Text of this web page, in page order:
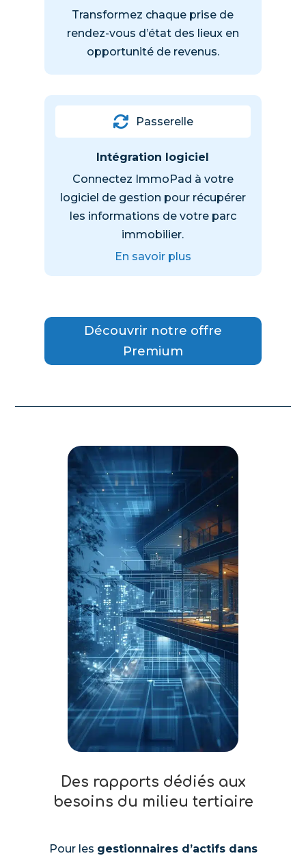
Transformez chaque prise de
rendez-vous d’état des lieux en
opportunité de revenus.
Passerelle
Intégration logiciel
Connectez ImmoPad à votre
logiciel de gestion pour récupérer
les informations de votre parc
immobilier.
En savoir plus
Découvrir notre offre
Premium
Des rapports dédiés aux
besoins du milieu tertiaire
Pour les gestionnaires d’actifs dans